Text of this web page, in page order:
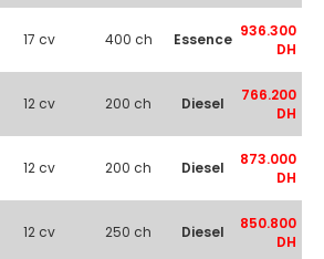
17 cv 400 ch Essence 936.300
DH
12 cv 200 ch Diesel
766.200
DH
12 cv 200 ch Diesel
873.000
DH
12 cv 250 ch Diesel
850.800
DH